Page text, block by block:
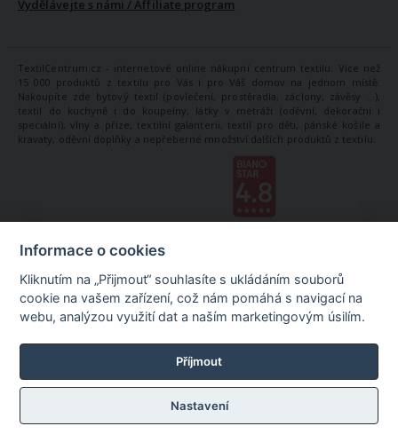
Vydělávejte s námi / Affiliate program
TextilCentrum.cz - internetové online nákupní centrum textilu. Více než
15 000 produktů z textilu pro Vás i pro Váš domov na jednom místě.
Nakoupíte zde bytový textil (povlečení, prostěradla, záclony, závěsy ...),
textil do kuchyně i do koupelny, látky v metráži (oděvní, dekorační i
speciální), vlny a příze, textilní galanterii, textil pro děti, pánské košile a
kravaty, oděvní doplňky a nepřeberné množství dalších produktů z textilu.
Informace o cookies
Kliknutím na „Přijmout“ souhlasíte s ukládáním souborů
cookie na vašem zařízení, což nám pomáhá s navigací na
webu, analýzou využití dat a naším marketingovým úsilím.
Příjmout
Nastavení